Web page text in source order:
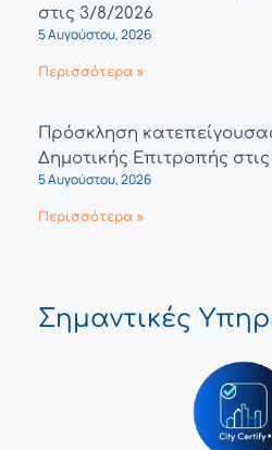
στις 3/8/2026
5 Αυγούστου, 2026
Περισσότερα »
Πρόσκληση
Δημοτικής Επιτροπής
5 Αυγούστου, 2026
Περισσότερα »
Σημαντικές